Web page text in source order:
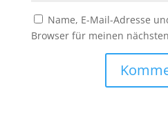
Name, E-Mail-Adresse
Browser für meinen